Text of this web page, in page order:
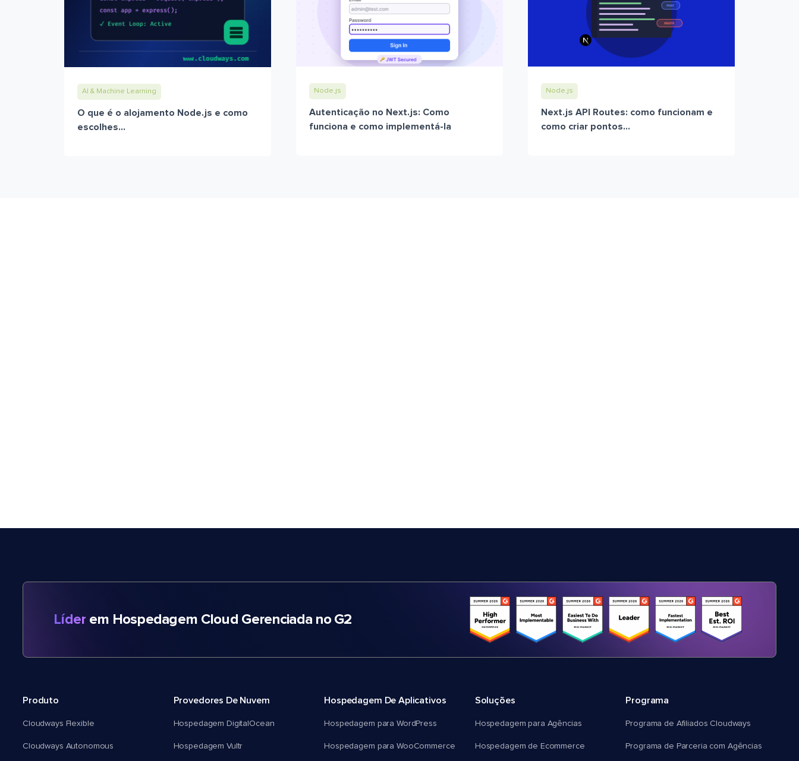
AI & Machine Learning
O que é o alojamento Node.js e como
escolhes...
Node.js
Autenticação no Next.js: Como
funciona e como implementá-la
Node.js
Next.js API Routes: como funcionam e
como criar pontos...
Líder em Hospedagem Cloud Gerenciada no G2
Produto
Cloudways Flexible
Cloudways Autonomous
Provedores De Nuvem
Hospedagem DigitalOcean
Hospedagem Vultr
Hospedagem De Aplicativos
Hospedagem para WordPress
Hospedagem para WooCommerce
Soluções
Hospedagem para Agências
Hospedagem de Ecommerce
Programa
Programa de Afiliados Cloudways
Programa de Parceria com Agências